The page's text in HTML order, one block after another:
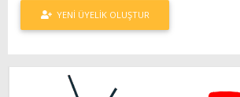
YENI ÜYELIK OLUŞTUR